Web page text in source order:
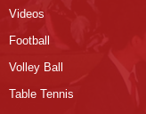
Videos
Football
Volley Ball
Table Tennis